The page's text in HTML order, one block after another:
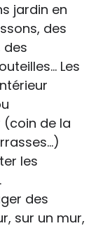
jardin en
des
des
Les
de la
les
des
sur un mur,